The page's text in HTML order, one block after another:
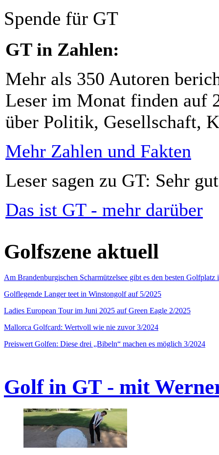
Spende für GT
GT in Zahlen:
Mehr als 350 Autoren
Leser im Monat finden auf
über Politik, Gesellschaft,
Mehr Zahlen und Fakten
Leser sagen zu GT: Sehr
Das ist GT - mehr darüber
Golfszene aktuell
Am Brandenburgischen Scharmützelsee gibt es den besten
Golflegende Langer teet in Winstongolf auf 5/2025
Ladies European Tour im Juni 2025 auf Green Eagle 2/2025
Mallorca Golfcard: Wertvoll wie nie zuvor 3/2024
Preiswert Golfen: Diese drei „Bibeln“ machen es möglich 3/2024
Golf in GT - mit